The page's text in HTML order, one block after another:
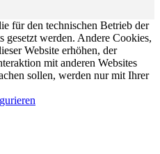
für den technischen Betrieb der
gesetzt werden. Andere Cookies,
Website erhöhen, der
mit anderen Websites
sollen, werden nur mit Ihrer